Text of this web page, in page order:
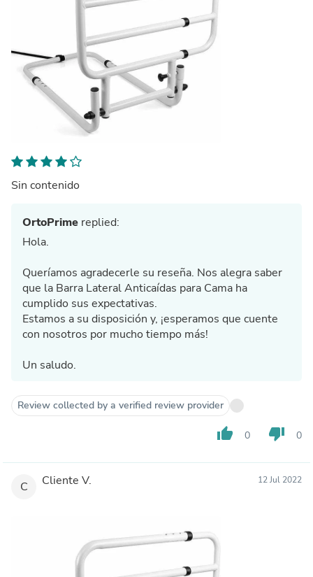
Sin contenido
OrtoPrime replied:
Hola.
Queríamos agradecerle su reseña. Nos alegra saber
que la Barra Lateral Anticaídas para Cama ha
cumplido sus expectativas.
Estamos a su disposición y, ¡esperamos que cuente
con nosotros por mucho tiempo más!
Un saludo.
Review collected by a verified review provider
thumb_up 0 thumb_down 0
C Cliente V. 12 Jul 2022